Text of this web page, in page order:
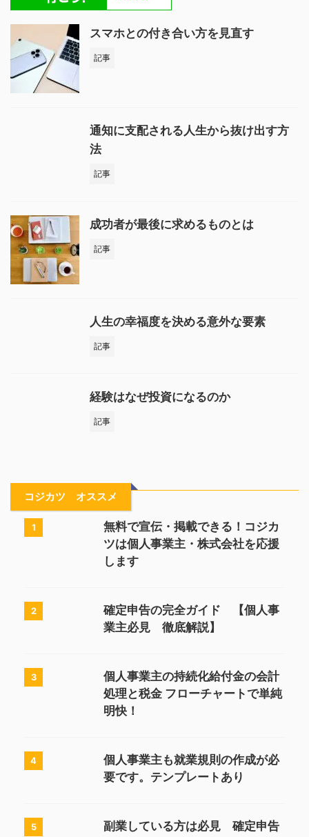
スマホとの付き合い方を見直す
記事
通知に支配される人生から抜け出す方
法
記事
成功者が最後に求めるものとは
記事
人生の幸福度を決める意外な要素
記事
経験はなぜ投資になるのか
記事
コジカツ オススメ
1
無料で宣伝・掲載できる！コジカ
ツは個人事業主・株式会社を応援
します
2
確定申告の完全ガイド 【個人事
業主必見 徹底解説】
3
個人事業主の持続化給付金の会計
処理と税金 フローチャートで単純
明快！
4
個人事業主も就業規則の作成が必
要です。テンプレートあり
5
副業している方は必見 確定申告